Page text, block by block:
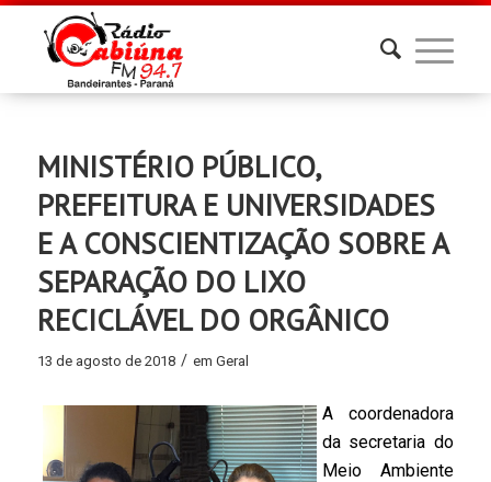
MINISTÉRIO PÚBLICO,
PREFEITURA E UNIVERSIDADES
E A CONSCIENTIZAÇÃO SOBRE A
SEPARAÇÃO DO LIXO
RECICLÁVEL DO ORGÂNICO
13 de agosto de 2018 / em Geral
A coordenadora
da secretaria do
Meio Ambiente